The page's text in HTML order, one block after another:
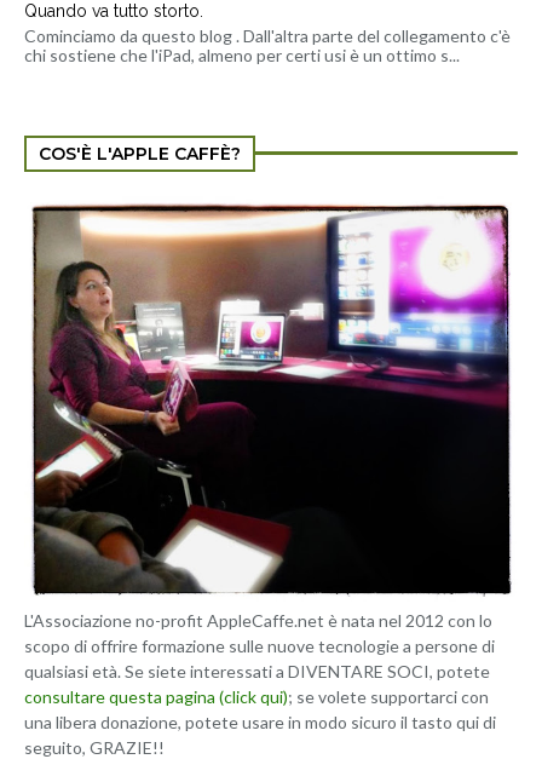
Quando va tutto storto.
Cominciamo da questo blog . Dall'altra parte del collegamento c'è
chi sostiene che l'iPad, almeno per certi usi è un ottimo s...
COS'È L'APPLE CAFFÈ?
L'Associazione no-profit AppleCaffe.net è nata nel 2012 con lo
scopo di offrire formazione sulle nuove tecnologie a persone di
qualsiasi età. Se siete interessati a DIVENTARE SOCI, potete
consultare questa pagina (click qui); se volete supportarci con
una libera donazione, potete usare in modo sicuro il tasto qui di
seguito, GRAZIE!!